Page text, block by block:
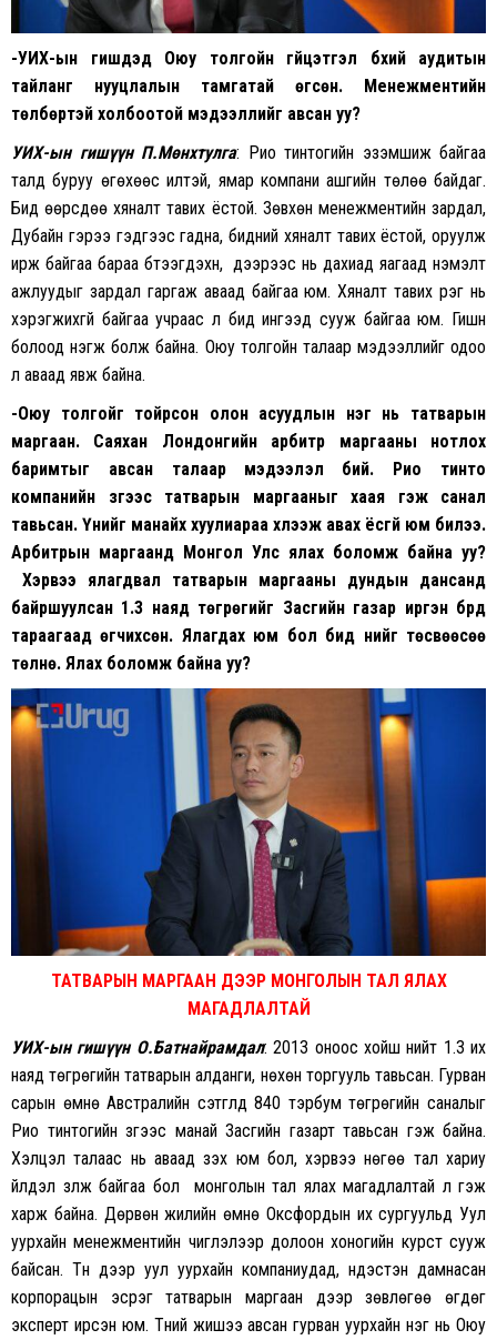
-УИХ-ын гишүүдэд Оюу толгойн гүйцэтгэл бүхий аудитын
тайланг нууцлалын тамгатай өгсөн. Менежментийн
төлбөртэй холбоотой мэдээллийг авсан уу?
УИХ-ын гишүүн П.Мөнхтулга: Рио тинтогийн эзэмшиж байгаа
талд буруу өгөхөөс илүүтэй, ямар компани ашгийн төлөө байдаг.
Бид өөрсдөө хяналт тавих ёстой. Зөвхөн менежментийн зардал,
Дубайн гэрээ гэдгээс гадна, бидний хяналт тавих ёстой, оруулж
ирж байгаа бараа бүтээгдэхүүн, дээрээс нь дахиад яагаад нэмэлт
ажлуудыг зардал гаргаж аваад байгаа юм. Хяналт тавих үүрэг нь
хэрэгжихгүй байгаа учраас л бид ингээд сууж байгаа юм. Гишүүн
болоод нэгж болж байна. Оюу толгойн талаар мэдээллийг одоо
л аваад явж байна.
-Оюу толгойг тойрсон олон асуудлын нэг нь татварын
маргаан. Саяхан Лондонгийн арбитр маргааны нотлох
баримтыг авсан талаар мэдээлэл бий. Рио тинто
компанийн зүгээс татварын маргааныг хаая гэж санал
тавьсан. Үүнийг манайх хуулиараа хүлээж авах ёсгүй юм билээ.
Арбитрын маргаанд Монгол Улс ялах боломж байна уу?
Хэрвээ ялагдвал татварын маргааны дундын дансанд
байршуулсан 1.3 наяд төгрөгийг Засгийн газар иргэн бүрд
тараагаад өгчихсөн. Ялагдах юм бол бид үүнийг төсвөөсөө
төлнө. Ялах боломж байна уу?
ТАТВАРЫН МАРГААН ДЭЭР МОНГОЛЫН ТАЛ ЯЛАХ
МАГАДЛАЛТАЙ
УИХ-ын гишүүн О.Батнайрамдал: 2013 оноос хойш нийт 1.3 их
наяд төгрөгийн татварын алданги, нөхөн торгууль тавьсан. Гурван
сарын өмнө Австралийн сэтгүүлд 840 тэрбум төгрөгийн саналыг
Рио тинтогийн зүгээс манай Засгийн газарт тавьсан гэж байна.
Хэлцэл талаас нь аваад үзэх юм бол, хэрвээ нөгөө тал хариу
үйлдэл үзүүлж байгаа бол монголын тал ялах магадлалтай л гэж
харж байна. Дөрвөн жилийн өмнө Оксфордын их сургуульд Уул
уурхайн менежментийн чиглэлээр долоон хоногийн курст сууж
байсан. Түүн дээр уул уурхайн компаниудад, үндэстэн дамнасан
корпорацын эсрэг татварын маргаан дээр зөвлөгөө өгдөг
эксперт ирсэн юм. Түүний жишээ авсан гурван уурхайн нэг нь Оюу